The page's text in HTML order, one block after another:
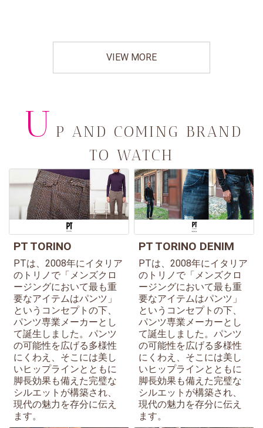
VIEW MORE
U P AND COMING BRAND
TO WATCH
PT TORINO
PTは、2008年にイタリア
のトリノで「メンズクロ
ージングにおいて最も重
要なアイテムはパンツ」
というコンセプトの下、
パンツ専業メーカーとし
て誕生しました。パンツ
の可能性を広げる多様性
にくわえ、そこには美し
いヒップラインとともに
脚長効果も備えた完璧な
シルエットが構築され、
現代の魅力を存分に伝え
ます。
PT TORINO DENIM
PTは、2008年にイタリア
のトリノで「メンズクロ
ージングにおいて最も重
要なアイテムはパンツ」
というコンセプトの下、
パンツ専業メーカーとし
て誕生しました。パンツ
の可能性を広げる多様性
にくわえ、そこには美し
いヒップラインとともに
脚長効果も備えた完璧な
シルエットが構築され、
現代の魅力を存分に伝え
ます。